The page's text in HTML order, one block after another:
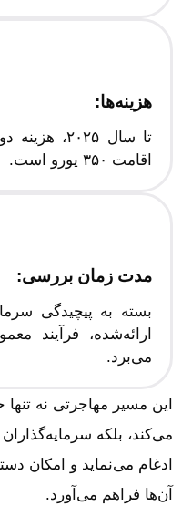
هزینه‌ها:
تا سال
اقامت ۳۵۰ یورو است.
مدت زمان بررسی:
بسته به پیچیدگی
ارائه‌شده، فرآیند
می‌برد.
این مسیر مهاجرتی نه
می‌کند، بلکه
ادغام می‌نماید و امکان
آن‌ها فراهم می‌آورد.